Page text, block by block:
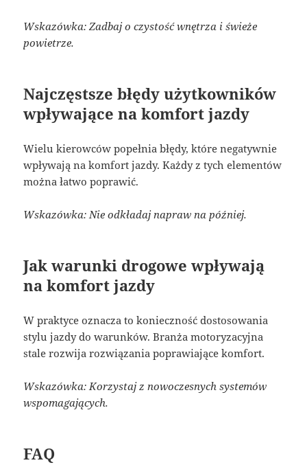
Wskazówka: Zadbaj o czystość wnętrza i świeże
powietrze.
Najczęstsze błędy użytkowników
wpływające na komfort jazdy
Wielu kierowców popełnia błędy, które negatywnie
wpływają na komfort jazdy. Każdy z tych elementów
można łatwo poprawić.
Wskazówka: Nie odkładaj napraw na później.
Jak warunki drogowe wpływają
na komfort jazdy
W praktyce oznacza to konieczność dostosowania
stylu jazdy do warunków. Branża motoryzacyjna
stale rozwija rozwiązania poprawiające komfort.
Wskazówka: Korzystaj z nowoczesnych systemów
wspomagających.
FAQ